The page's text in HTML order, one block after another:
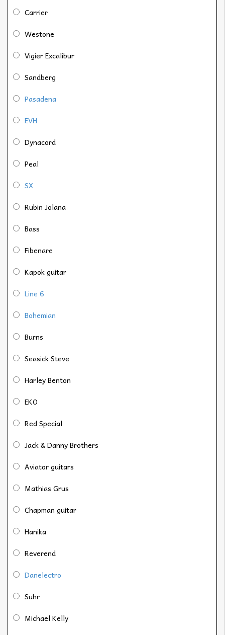
Carrier
Westone
Vigier Excalibur
Sandberg
Pasadena
EVH
Dynacord
Peal
SX
Rubin Jolana
Bass
Fibenare
Kapok guitar
Line 6
Bohemian
Burns
Seasick Steve
Harley Benton
EKO
Red Special
Jack & Danny Brothers
Aviator guitars
Mathias Grus
Chapman guitar
Hanika
Reverend
Danelectro
Suhr
Michael Kelly